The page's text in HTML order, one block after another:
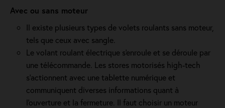
Avec ou sans moteur
Il existe plusieurs types de volets roulants sans moteur,
tels que ceux avec sangle.
Le volant roulant électrique s'enroule et se déroule par
une télécommande. Les stores motorisés high-tech
s'actionnent avec une tablette numérique et
communiquent diverses informations quant à
l'ouverture et la fermeture. Il faut choisir un moteur